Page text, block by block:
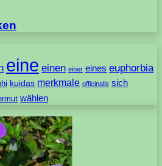
eine einen einer eines euphorbia
kuidas merkmale officinalis sich
wählen